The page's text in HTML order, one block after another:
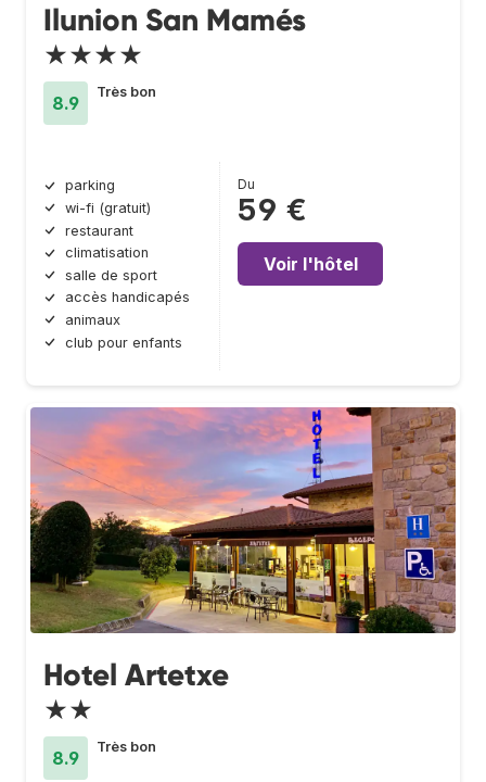
Ilunion San Mamés
★★★★
8.9
Très bon
parking
wi-fi (gratuit)
restaurant
climatisation
salle de sport
accès handicapés
animaux
club pour enfants
Du
59 €
Voir l'hôtel
Hotel Artetxe
★★
8.9
Très bon